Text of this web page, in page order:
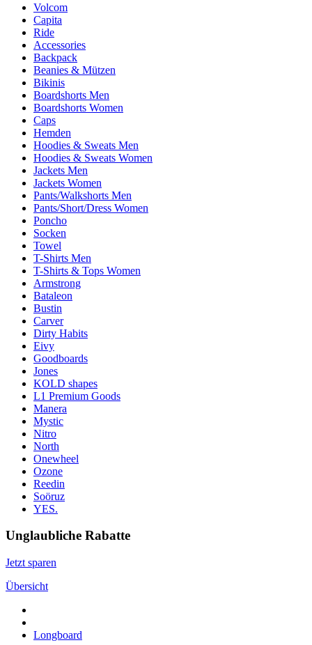
Volcom
Capita
Ride
Accessories
Backpack
Beanies & Mützen
Bikinis
Boardshorts Men
Boardshorts Women
Caps
Hemden
Hoodies & Sweats Men
Hoodies & Sweats Women
Jackets Men
Jackets Women
Pants/Walkshorts Men
Pants/Short/Dress Women
Poncho
Socken
Towel
T-Shirts Men
T-Shirts & Tops Women
Armstrong
Bataleon
Bustin
Carver
Dirty Habits
Eivy
Goodboards
Jones
KOLD shapes
L1 Premium Goods
Manera
Mystic
Nitro
North
Onewheel
Ozone
Reedin
Soöruz
YES.
Unglaubliche Rabatte
Jetzt sparen
Übersicht
Longboard